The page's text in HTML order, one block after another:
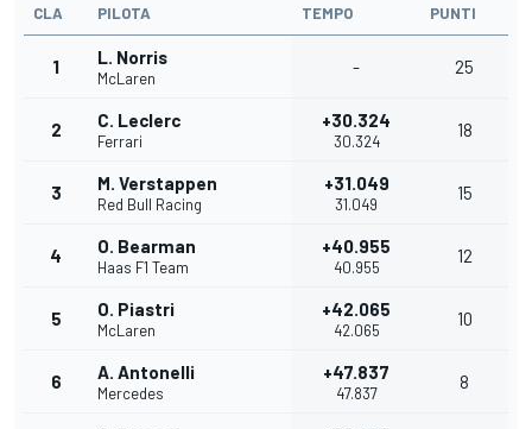
CLA PILOTA TEMPO PUNTI
1 L. Norris
McLaren
- 25
2 C. Leclerc
Ferrari
+30.324
30.324
18
3 M. Verstappen
Red Bull Racing
+31.049
31.049
15
4 O. Bearman
Haas F1 Team
+40.955
40.955
12
5 O. Piastri
McLaren
+42.065
42.065
10
6 A. Antonelli
Mercedes
+47.837
47.837
8